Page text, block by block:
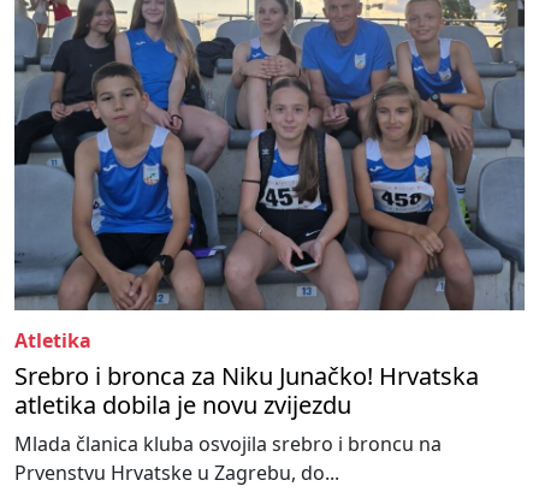
Atletika
Srebro i bronca za Niku Junačko! Hrvatska
atletika dobila je novu zvijezdu
Mlada članica kluba osvojila srebro i broncu na
Prvenstvu Hrvatske u Zagrebu, do...